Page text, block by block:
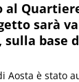
al
sarà
base
Aosta è stato